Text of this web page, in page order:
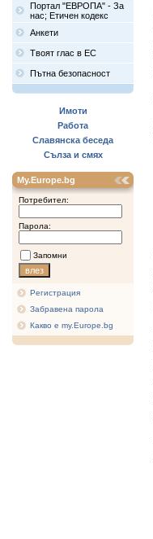
Портал "ЕВРОПА" - За
нас; Етичен кодекс
Анкети
Твоят глас в ЕС
Пътна безопасност
Имоти
Работа
Славянска беседа
Сълза и смях
My.Europe.bg
Потребител:
Парола:
Запомни
Регистрация
Забравена парола
Какво е my.Europe.bg